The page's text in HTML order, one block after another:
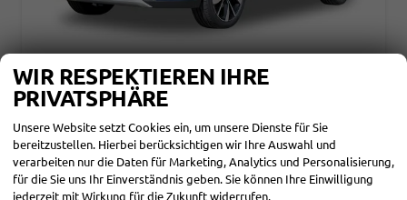
VOLKSWAGEN T-CROSS
unverbindliche Lieferzeit: ca. 4-5 Monate Neuwagen
Leistung 85 kW (116 PS)
WIR RESPEKTIEREN IHRE
PRIVATSPHÄRE
Unsere Website setzt Cookies ein, um unsere Dienste für Sie
bereitzustellen. Hierbei berücksichtigen wir Ihre Auswahl und
verarbeiten nur die Daten für Marketing, Analytics und Personalisierung,
für die Sie uns Ihr Einverständnis geben. Sie können Ihre Einwilligung
jederzeit mit Wirkung für die Zukunft widerrufen.